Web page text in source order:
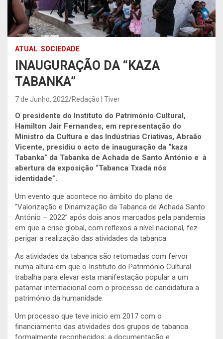
ATUAL SOCIEDADE
INAUGURAÇÃO DA “KAZA
TABANKA”
7 de Junho, 2022 Redação | Tiver
O presidente do Instituto do Património Cultural,
Hamilton Jair Fernandes, em representação do
Ministro da Cultura e das Indústrias Criativas, Abraão
Vicente, presidiu o acto de inauguração da “kaza
Tabanka” da Tabanka de Achada de Santo António e à
abertura da exposição “Tabanca Txada nós
identidade”.
Um evento que acontece no âmbito do plano de
“Valorização e Dinamização da Tabanca de Achada Santo
António – 2022” após dois anos marcados pela pandemia
em que a crise global, com reflexos a nível nacional, fez
perigar a realização das atividades da tabanca.
As atividades da tabanca são retomadas com fervor
numa altura em que o Instituto do Património Cultural
trabalha para elevar esta manifestação popular a um
patamar internacional com o processo de candidatura a
património da humanidade.
Um processo que teve início em 2017 com o
financiamento das atividades dos grupos de tabanca
formalmente reconhecidos; a documentação e